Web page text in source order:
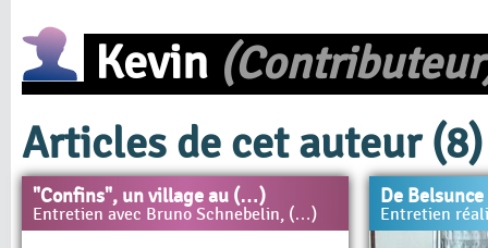
Kevin
Articles de cet auteur (8)
"Confins", un village au (…)
Entretien avec Bruno Schnebelin, (…)
De
Entretien